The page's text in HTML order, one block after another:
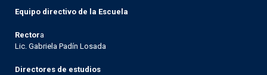
Equipo directivo de la Escuela
Rectora
Lic. Gabriela Padín Losada
Directores de estudios